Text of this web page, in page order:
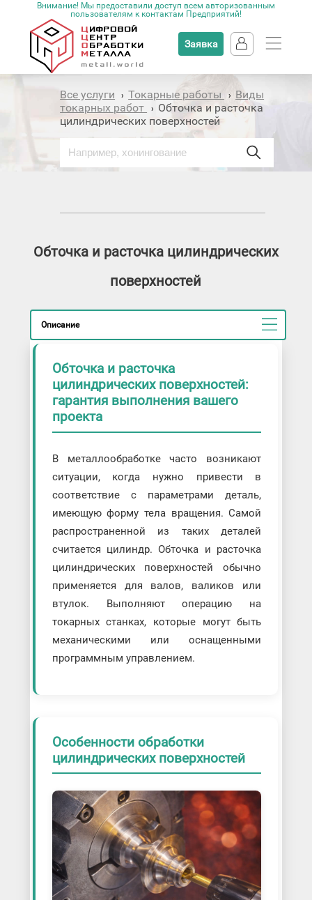
Внимание! Мы предоставили доступ всем авторизованным
пользователям к контактам Предприятий!
Заявка
Все услуги › Токарные работы › Виды
токарных работ
› Обточка и расточка
цилиндрических поверхностей
Обточка и расточка цилиндрических
поверхностей
Описание
Обточка и расточка
цилиндрических поверхностей:
гарантия выполнения вашего
проекта
В металлообработке часто возникают
ситуации, когда нужно привести в
соответствие с параметрами деталь,
имеющую форму тела вращения. Самой
распространенной из таких деталей
считается цилиндр. Обточка и расточка
цилиндрических поверхностей обычно
применяется для валов, валиков или
втулок. Выполняют операцию на
токарных станках, которые могут быть
механическими или оснащенными
программным управлением.
Особенности обработки
цилиндрических поверхностей